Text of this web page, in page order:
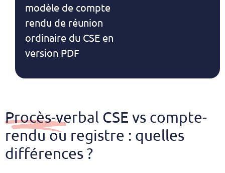
modèle de compte
rendu de réunion
ordinaire du CSE en
version PDF
Procès-verbal CSE vs compte-
rendu ou registre : quelles
différences ?